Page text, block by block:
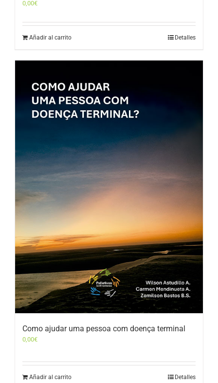
0,00€
Añadir al carrito Detalles
Como ajudar uma pessoa com doença terminal
0,00€
Añadir al carrito Detalles